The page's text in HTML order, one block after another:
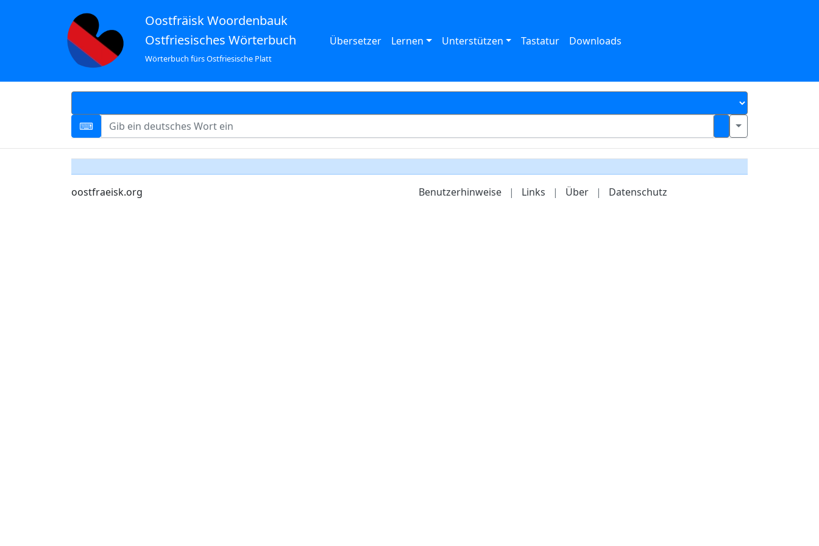
Oostfräisk Woordenbauk
Ostfriesisches Wörterbuch
Wörterbuch fürs Ostfriesische Platt
Übersetzer Lernen Unterstützen Tastatur Downloads
oostfraeisk.org Benutzerhinweise | Links | Über | Datenschutz